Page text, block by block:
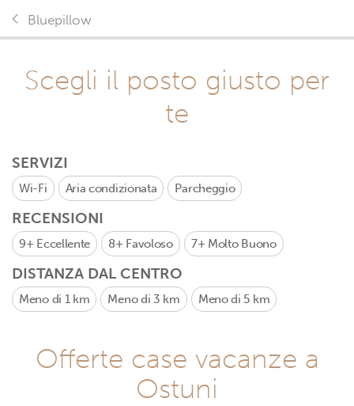
Bluepillow
Scegli il posto giusto per
te
SERVIZI
Wi-Fi Aria condizionata Parcheggio
RECENSIONI
9+ Eccellente 8+ Favoloso 7+ Molto Buono
DISTANZA DAL CENTRO
Meno di 1 km Meno di 3 km Meno di 5 km
Offerte case vacanze a
Ostuni